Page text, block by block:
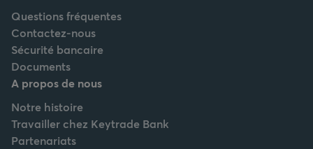
Questions fréquentes
Contactez-nous
Sécurité bancaire
Documents
A propos de nous
Notre histoire
Travailler chez Keytrade Bank
Partenariats